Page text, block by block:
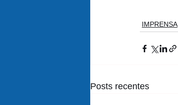
IMPRENSA
Posts recentes